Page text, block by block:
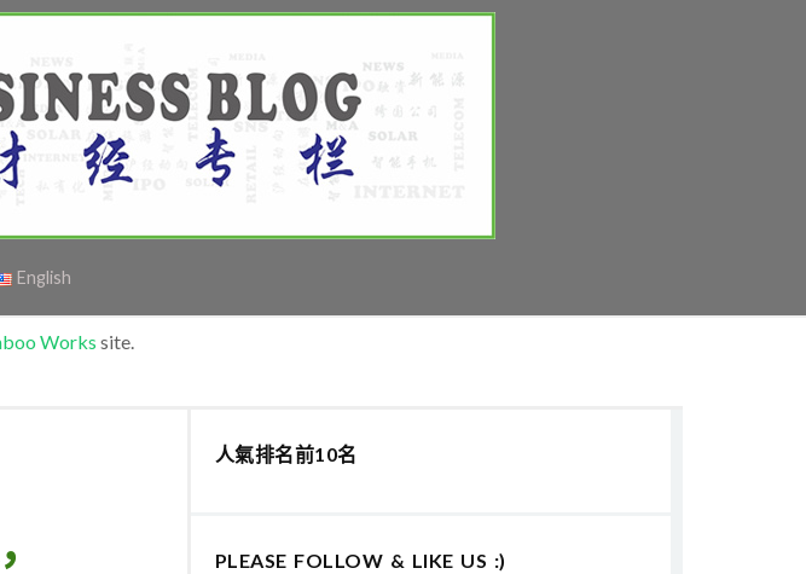
English
Works site.
人氣排名前10名
PLEASE FOLLOW & LIKE US :)